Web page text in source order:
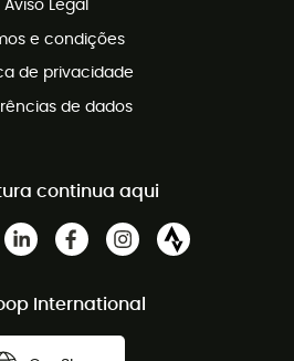
Aviso Legal
e condições
de privacidade
de dados
continua aqui
International